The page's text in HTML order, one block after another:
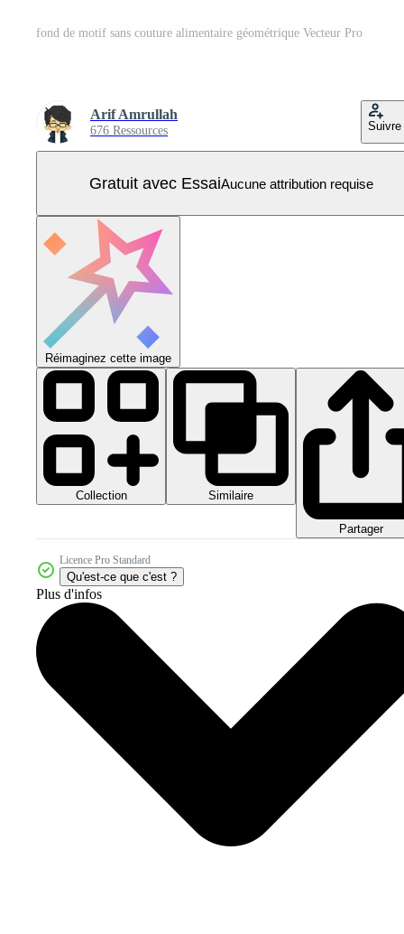
fond de motif sans couture alimentaire géométrique Vecteur Pro
Arif Amrullah
676 Ressources Suivre
Gratuit avec EssaiAucune attribution requise
Réimaginez cette image
Collection Similaire
Partager
Licence Pro Standard
Qu'est-ce que c'est ?
Plus d'infos